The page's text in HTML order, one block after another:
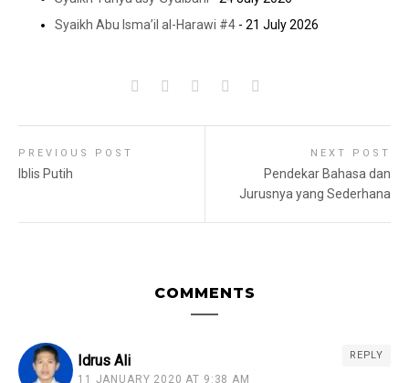
Syaikh Abu Isma’il al-Harawi #4 - 21 July 2026
PREVIOUS POST
Iblis Putih
NEXT POST
Pendekar Bahasa dan
Jurusnya yang Sederhana
COMMENTS
Idrus Ali
11 JANUARY 2020 AT 9:38 AM
REPLY